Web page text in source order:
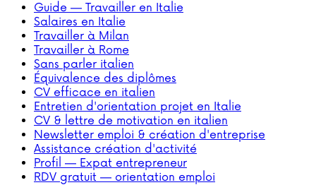
Guide — Travailler en Italie
Salaires en Italie
Travailler à Milan
Travailler à Rome
Sans parler italien
Équivalence des diplômes
CV efficace en italien
Entretien d'orientation projet en Italie
CV & lettre de motivation en italien
Newsletter emploi & création d'entreprise
Assistance création d'activité
Profil — Expat entrepreneur
RDV gratuit — orientation emploi